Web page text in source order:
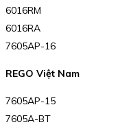
6016RM
6016RA
7605AP-16
REGO Việt Nam
7605AP-15
7605A-BT